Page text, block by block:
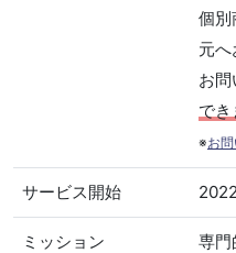
個別
元
お
でき
※お
サービス開始
ミッション
専門